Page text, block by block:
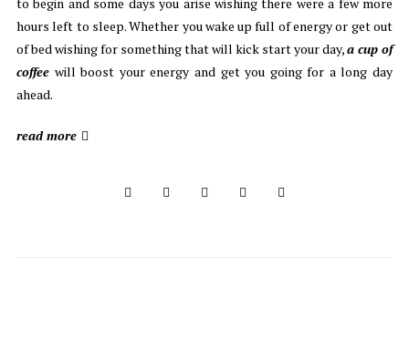
hours left to sleep. Whether you wake up full of energy or get out
of bed wishing for something that will kick start your day,a cup of
coffeewill boost your energy and get you going for a long day
ahead.
read more